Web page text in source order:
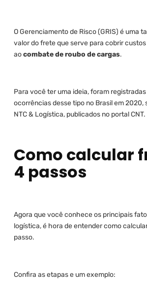
O Gerenciamento de Risco (GRIS) é uma
valor do frete que serve para cobrir
aocombate de roubo de cargas.
Para você ter uma ideia, foram registradas
ocorrências desse tipo no Brasil em 2020,
NTC & Logística, publicados no portal CNT.
Como calcular
4 passos
Agora que você conhece os principais
logística, é hora de entender como
passo.
Confira as etapas e um exemplo: